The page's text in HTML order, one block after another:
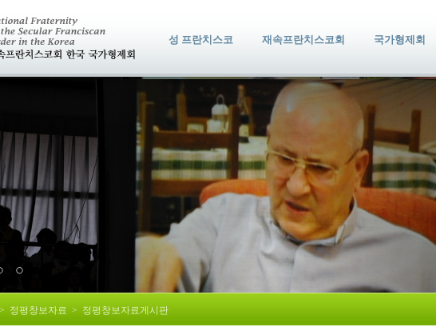
성 프란치스코 재속프란치스코회 국가형제회
> 정평창보자료 > 정평창보자료게시판